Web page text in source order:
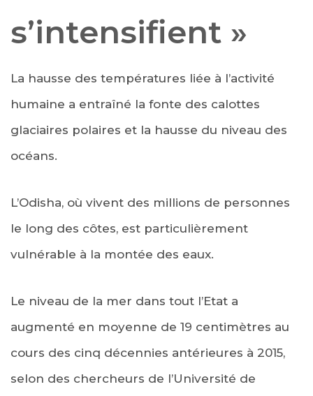
s’intensifient »
La hausse des températures liée à l’activité
humaine a entraîné la fonte des calottes
glaciaires polaires et la hausse du niveau des
océans.
L’Odisha, où vivent des millions de personnes
le long des côtes, est particulièrement
vulnérable à la montée des eaux.
Le niveau de la mer dans tout l’Etat a
augmenté en moyenne de 19 centimètres au
cours des cinq décennies antérieures à 2015,
selon des chercheurs de l’Université de